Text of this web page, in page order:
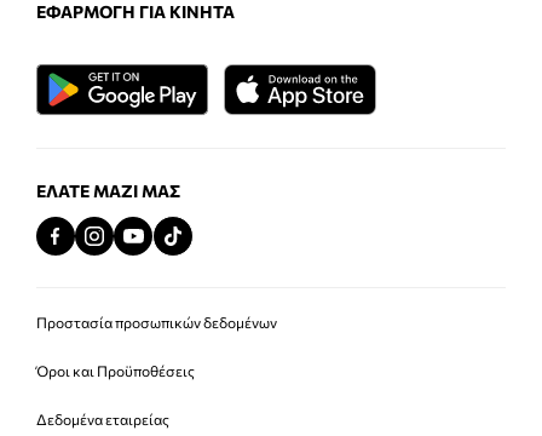
ΕΦΑΡΜΟΓΉ ΓΙΑ ΚΙΝΗΤΆ
ΕΛΆΤΕ ΜΑΖΊ ΜΑΣ
Προστασία προσωπικών δεδομένων
Όροι και Προϋποθέσεις
Δεδομένα εταιρείας